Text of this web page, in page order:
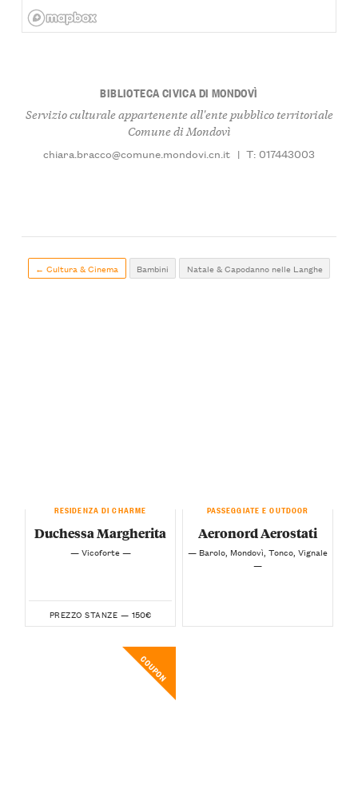
BIBLIOTECA CIVICA DI MONDOVÌ
Servizio culturale appartenente all'ente pubblico territoriale
Comune di Mondovì
chiara.bracco@comune.mondovi.cn.it | T: 017443003
← Cultura & Cinema Bambini Natale & Capodanno nelle Langhe
RESIDENZA DI CHARME
Duchessa Margherita
— Vicoforte —
PREZZO STANZE — 150€
PASSEGGIATE E OUTDOOR
Aeronord Aerostati
— Barolo, Mondovì, Tonco, Vignale
—
COUPON